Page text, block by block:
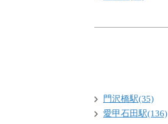
門沢橋駅(35)
愛甲石田駅(136)